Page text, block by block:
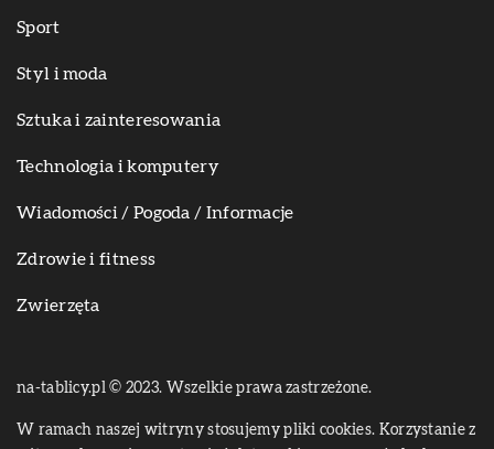
Sport
Styl i moda
Sztuka i zainteresowania
Technologia i komputery
Wiadomości / Pogoda / Informacje
Zdrowie i fitness
Zwierzęta
na-tablicy.pl © 2023. Wszelkie prawa zastrzeżone.
W ramach naszej witryny stosujemy pliki cookies. Korzystanie z